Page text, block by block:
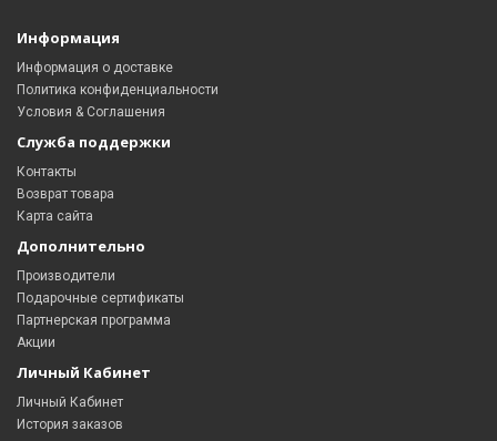
Информация
Информация о доставке
Политика конфиденциальности
Условия & Соглашения
Служба поддержки
Контакты
Возврат товара
Карта сайта
Дополнительно
Производители
Подарочные сертификаты
Партнерская программа
Акции
Личный Кабинет
Личный Кабинет
История заказов